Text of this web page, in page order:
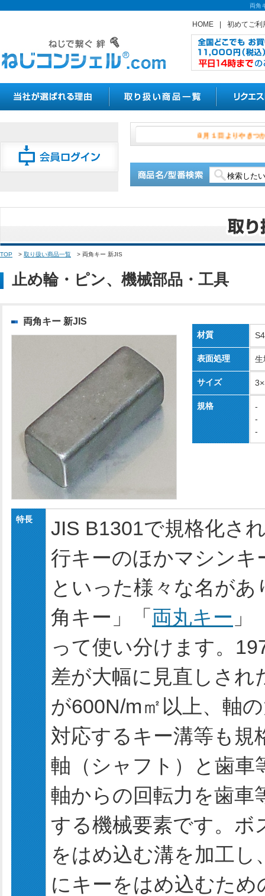
両角
HOME 初めてご利
８月１日
TOP > 取り扱い商品一覧 > 両角キー 新JIS
止め輪・ピン、機械部品・工具
両角キー 新JIS
材質
表面処理 生
サイズ
規格
-
-
-
特長
JIS B1301で規格化さ
行キーのほかマシン
といった様々な名が
角キー」「 両丸キー 」
って使い分けます。
差が大幅に見直しされ
が600N/m㎡以上、軸
対応するキー溝等も規
軸（シャフト）と歯車
軸からの回転力を歯車
する機械要素です。ボ
をはめ込む溝を加工し
にキーをはめ込むた